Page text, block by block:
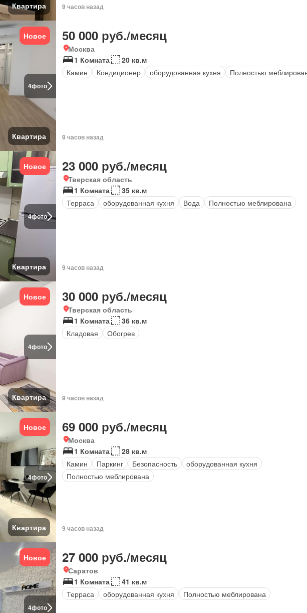
Квартира 9 часов назад
4фото
Новое
Квартира
50 000 руб./месяц
Москва
1 Комната
20 кв.м
Камин
Кондиционер оборудованная кухня Полностью
9 часов назад
4фото
Новое
Квартира
23 000 руб./месяц
Тверская область
1 Комната
35 кв.м
Терраса
оборудованная кухня Вода Полностью меблирована
9 часов назад
4фото
Новое
Квартира
30 000 руб./месяц
Тверская область
1 Комната
36 кв.м
Кладовая
Обогрев
9 часов назад
4фото
Новое
Квартира
69 000 руб./месяц
Москва
1 Комната
28 кв.м
Камин
Паркинг Безопасность
оборудованная кухня
Полностью меблирована
9 часов назад
4фото
Новое 27 000 руб./месяц
Саратов
1 Комната
41 кв.м
Терраса
оборудованная кухня Полностью меблирована